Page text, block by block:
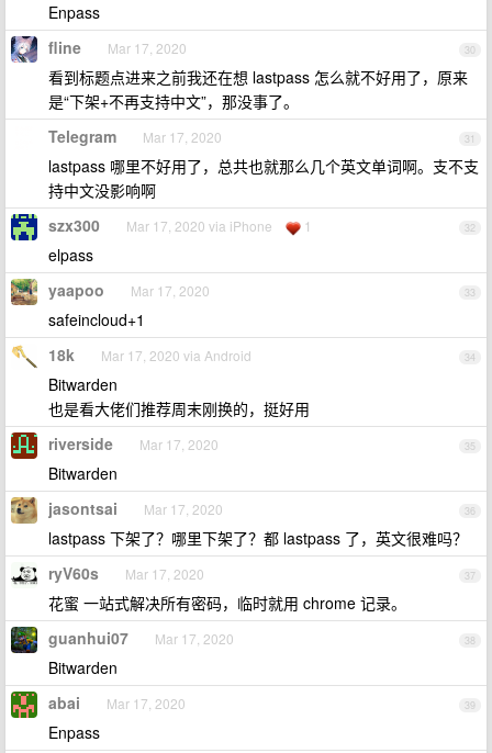
Enpass
30
fline Mar 17, 2020
看到标题点进来之前我还在想 lastpass 怎么就不好用了，原来
是“下架+不再支持中文”，那没事了。
31
Telegram Mar 17, 2020
lastpass 哪里不好用了，总共也就那么几个英文单词啊。支不支
持中文没影响啊
32
szx300 Mar 17, 2020 via iPhone 1
elpass
33
yaapoo Mar 17, 2020
safeincloud+1
34
18k Mar 17, 2020 via Android
Bitwarden
也是看大佬们推荐周末刚换的，挺好用
35
riverside Mar 17, 2020
Bitwarden
36
jasontsai Mar 17, 2020
lastpass 下架了？哪里下架了？都 lastpass 了，英文很难吗？
37
ryV60s Mar 17, 2020
花蜜 一站式解决所有密码，临时就用 chrome 记录。
38
guanhui07 Mar 17, 2020
Bitwarden
39
abai Mar 17, 2020
Enpass